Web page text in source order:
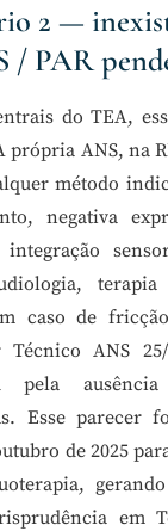
2 —
/ PAR
do TEA,
própria ANS, na
método
negativa
integração
caso de
Técnico ANS
pela
Esse parecer
de 2025
em